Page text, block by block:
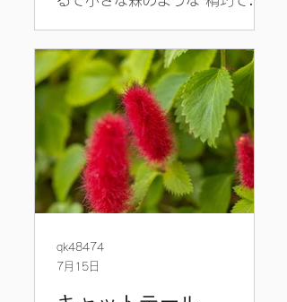
qk48474
7月15日